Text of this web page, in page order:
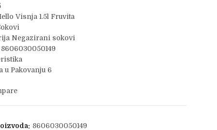
Visnja 1.5l Fruvita
Negazirani sokovi
u Pakovanju 6
8606030050149